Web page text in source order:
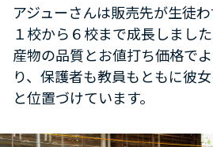
アジューさんは販売先が生徒
１校から６校まで成長しまし
産物の品質とお値打ち価格で
り、保護者も教員もともに彼
と位置づけています。